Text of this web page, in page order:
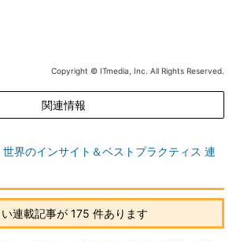
Copyright © ITmedia, Inc. All Rights Reserved.
関連情報
界のインサイト＆ベストプラクティス 連
連載記事が 175 件あります